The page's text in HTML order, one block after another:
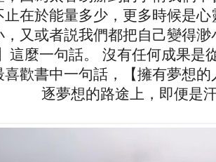
止在於能量多少，更多時候是
，又或者説我們都把自己變得
這麼一句話。 沒有任何成果是
喜歡書中一句話，【擁有夢想
逐夢想的路途上，即便是